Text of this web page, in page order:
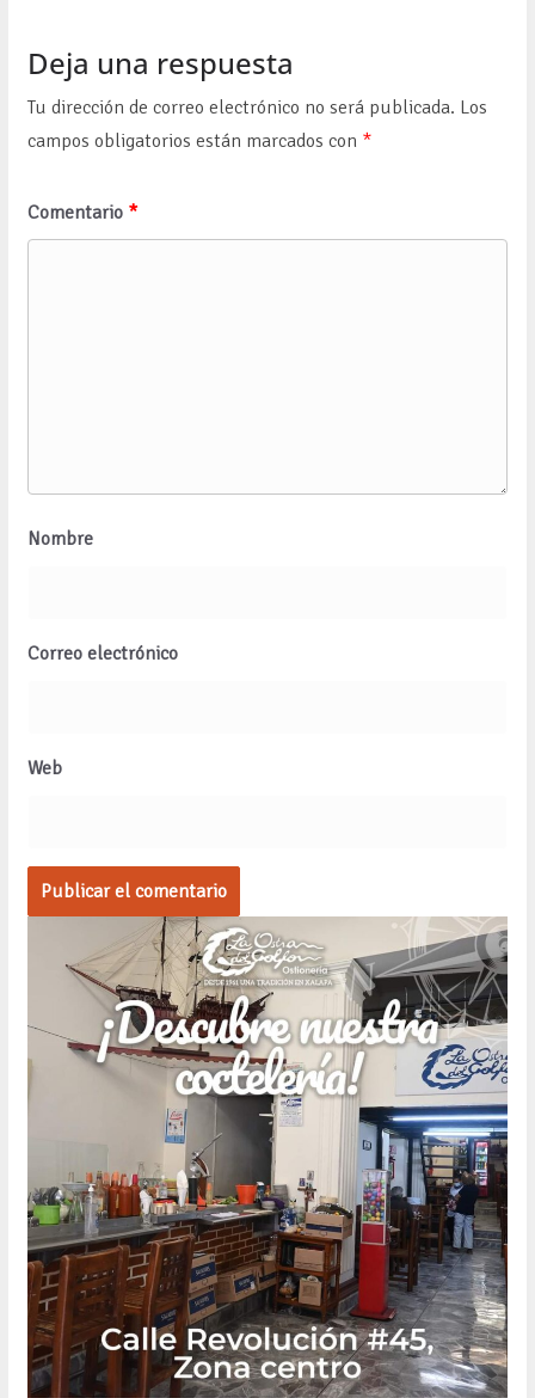
Deja una respuesta
Tu dirección de correo electrónico no será publicada. Los
campos obligatorios están marcados con *
Comentario *
Nombre
Correo electrónico
Web